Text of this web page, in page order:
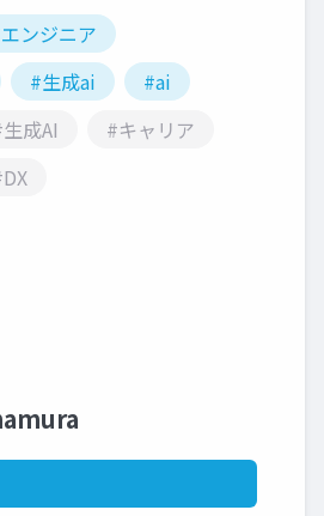
ンジニア
#生成ai
#ai
成AI
#キャリア